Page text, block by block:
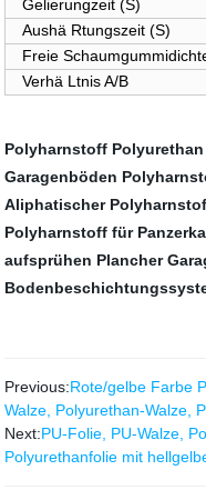
Gelierungzeit (S)
Aushä Rtungszeit (S)
Freie
Verhä Ltnis A/B
Polyharnstoff Polyurethan
Garagenböden
Aliphatischer
Polyharnstoff für
aufsprühen Plancher
Previous:Rote/gelbe Farbe
Walze, Polyurethan-Walze,
Next:PU-Folie, PU-Walze,
Polyurethanfolie mit